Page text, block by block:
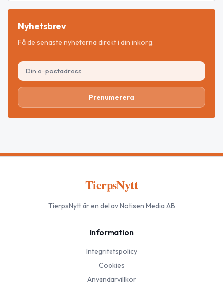
Nyhetsbrev
Få de senaste nyheterna direkt i din inkorg.
Prenumerera
TierpsNytt
TierpsNyttär en del av Notisen Media AB
Information
Integritetspolicy
Cookies
Användarvillkor